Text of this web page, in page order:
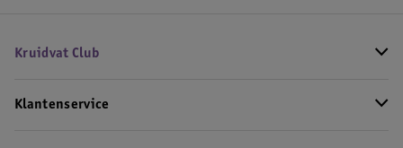
Kruidvat Club
Klantenservice